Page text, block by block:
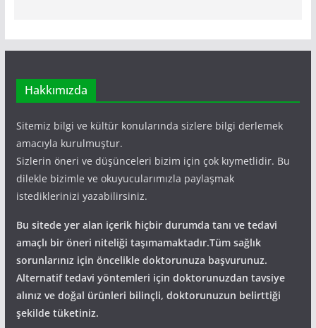
Hakkımızda
Sitemiz bilgi ve kültür konularında sizlere bilgi derlemek
amacıyla kurulmuştur.
Sizlerin öneri ve düşünceleri bizim için çok kıymetlidir. Bu
dilekle bizimle ve okuyucularımızla paylaşmak
istediklerinizi yazabilirsiniz.
Bu sitede yer alan içerik hiçbir durumda tanı ve tedavi
amaçlı bir öneri niteliği taşımamaktadır.Tüm sağlık
sorunlarınız için öncelikle doktorunuza başvurunuz.
Alternatif tedavi yöntemleri için doktorunuzdan tavsiye
alınız ve doğal ürünleri bilinçli, doktorunuzun belirttiği
şekilde tüketiniz.